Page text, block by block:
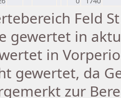
Feld
gewertet in
in
gewertet, da
zur